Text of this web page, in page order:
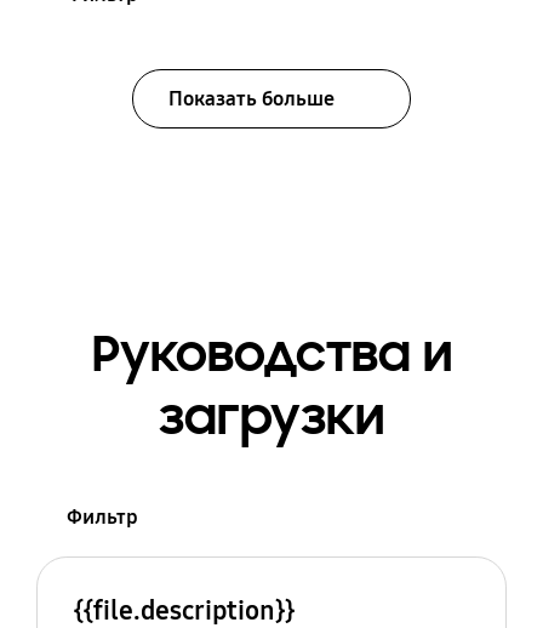
Показать больше
Руководства и
загрузки
Фильтр
{{file.description}}